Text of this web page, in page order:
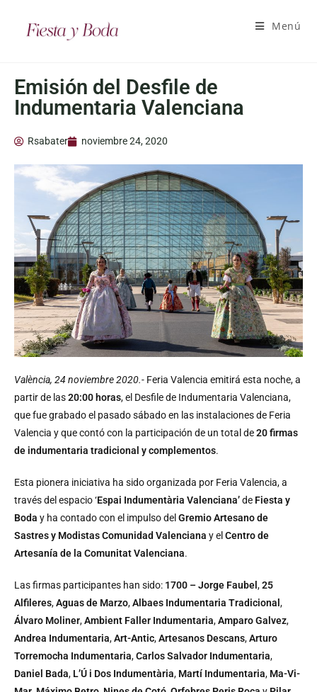
Menú
Emisión del Desfile de
Indumentaria Valenciana
Rsabater noviembre 24, 2020
València, 24 noviembre 2020.- Feria Valencia emitirá esta noche, a
partir de las20:00 horas, el Desfile de Indumentaria Valenciana,
que fue grabado el pasado sábado en las instalaciones de Feria
Valencia y que contó con la participación de un total de20 firmas
de indumentaria tradicional y complementos.
Esta pionera iniciativa ha sido organizada por Feria Valencia, a
través del espacio ‘Espai Indumentària Valenciana’de Fiesta y
Boda y ha contado con el impulso del Gremio Artesano de
Sastres y Modistas Comunidad Valenciana y el Centro de
Artesanía de la Comunitat Valenciana.
Las firmas participantes han sido: 1700 – Jorge Faubel ,25
Alfileres,Aguas de Marzo,Albaes Indumentaria Tradicional ,
Álvaro Moliner,Ambient Faller Indumentaria,Amparo Galvez,
Andrea Indumentaria,Art-Antic,Artesanos Descans,Arturo
Torremocha Indumentaria,Carlos Salvador Indumentaria,
Daniel Bada, L’Ú i Dos Indumentària, Martí Indumentaria, Ma-Vi-